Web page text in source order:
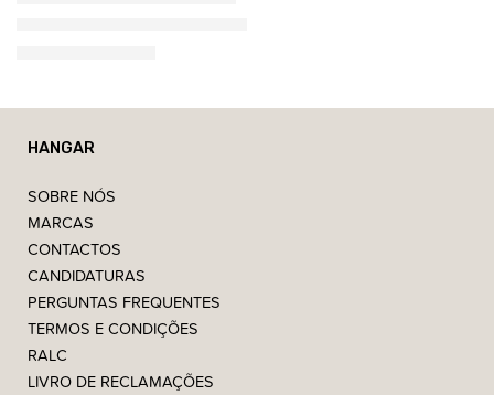
HANGAR
SOBRE NÓS
MARCAS
CONTACTOS
CANDIDATURAS
PERGUNTAS FREQUENTES
TERMOS E CONDIÇÕES
RALC
LIVRO DE RECLAMAÇÕES